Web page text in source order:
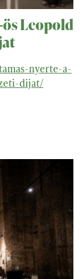
ös Leopold
nyerte-a-
dijat/